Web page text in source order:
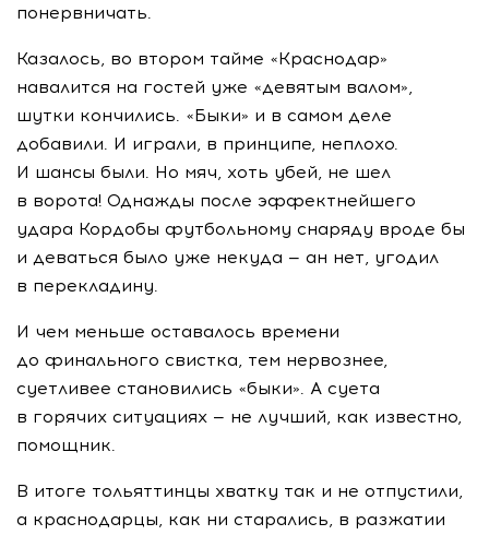
понервничать.
Казалось, во втором тайме «Краснодар»
навалится на гостей уже «девятым валом»,
шутки кончились. «Быки» и в самом деле
добавили. И играли, в принципе, неплохо.
И шансы были. Но мяч, хоть убей, не шел
в ворота! Однажды после эффектнейшего
удара Кордобы футбольному снаряду вроде бы
и деваться было уже некуда — ан нет, угодил
в перекладину.
И чем меньше оставалось времени
до финального свистка, тем нервознее,
суетливее становились «быки». А суета
в горячих ситуациях — не лучший, как известно,
помощник.
В итоге тольяттинцы хватку так и не отпустили,
а краснодарцы, как ни старались, в разжатии